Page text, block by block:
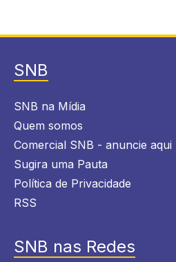
SNB
SNB na Mídia
Quem somos
Comercial SNB - anuncie aqui
Sugira uma Pauta
Política de Privacidade
RSS
SNB nas Redes